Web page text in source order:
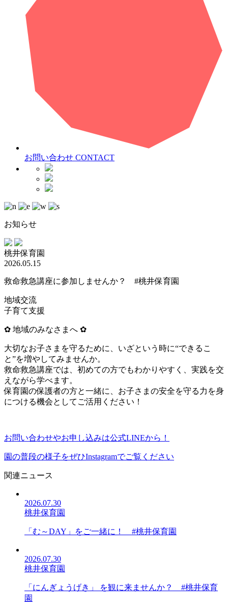
お問い合わせ CONTACT
お知らせ
桃井保育園
2026.05.15
救命救急講座に参加しませんか？ #桃井保育園
地域交流
子育て支援
✿ 地域のみなさまへ ✿
大切なお子さまを守るために、いざという時に“できるこ
と”を増やしてみませんか。
救命救急講座では、初めての方でもわかりやすく、実践を交
えながら学べます。
保育園の保護者の方と一緒に、お子さまの安全を守る力を身
につける機会としてご活用ください！
お問い合わせやお申し込みは公式LINEから！
園の普段の様子をぜひInstagramでご覧ください
関連ニュース
2026.07.30
桃井保育園
「む～DAY」をご一緒に！ #桃井保育園
2026.07.30
桃井保育園
「にんぎょうげき」 を観に来ませんか？ #桃井保育
園